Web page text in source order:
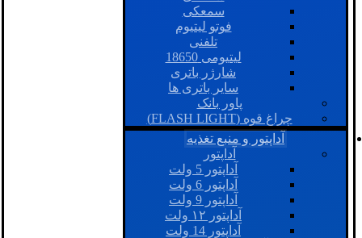
سمعکی
فوتو لیتیوم
تلفنی
لیتیومی 18650
شارژر باتری
سایر باتری ها
پاور بانک
چراغ قوه (FLASH LIGHT)
آداپتور و منبع تغذیه
آداپتور
آداپتور 5 ولت
آداپتور 6 ولت
آداپتور 9 ولت
آداپتور ۱۲ ولت
آداپتور 14 ولت